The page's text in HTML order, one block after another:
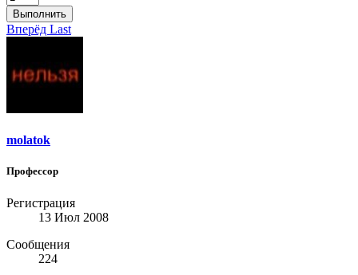
Выполнить
Вперёд Last
molatok
Профессор
Регистрация
13 Июл 2008
Сообщения
224